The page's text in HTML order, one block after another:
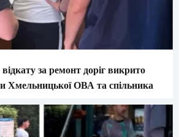
за ремонт доріг викрито
Хмельницької ОВА та спільника